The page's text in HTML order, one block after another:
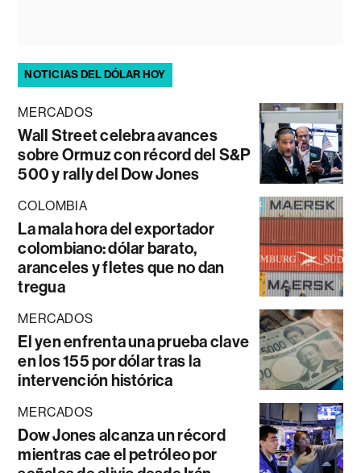
NOTICIAS DEL DÓLAR HOY
MERCADOS
Wall Street celebra avances
sobre Ormuz con récord del S&P
500 y rally del Dow Jones
COLOMBIA
La mala hora del exportador
colombiano: dólar barato,
aranceles y fletes que no dan
tregua
MERCADOS
El yen enfrenta una prueba clave
en los 155 por dólar tras la
intervención histórica
MERCADOS
Dow Jones alcanza un récord
mientras cae el petróleo por